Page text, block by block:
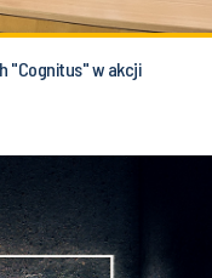
"Cognitus" w akcji